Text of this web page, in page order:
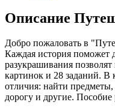
Описание
Добро пожаловать в
Каждая история поможет
разукрашивания
картинок и 28 заданий.
отличия: найти предметы,
дорогу и другие. Пособие